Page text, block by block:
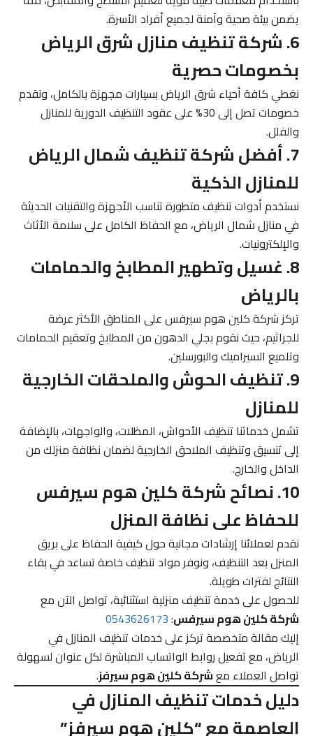
يضمن بيئة صحية وآمنة لجميع أفراد الأسرة.
6. شركة تنظيف منازل شرق الرياض
بخصومات حصرية
نغطي كافة أحياء شرق الرياض بسيارات مجهزة بالكامل، ونقدم
خصومات تصل إلى 30% على عقود التنظيف الدورية للمنازل
والفلل.
7. أفضل شركة تنظيف شمال الرياض
للمنازل الذكية
نستخدم أدوات تنظيف متطورة تناسب الأجهزة والتقنيات الحديثة
في منازل شمال الرياض، مع الحفاظ الكامل على سلامة الأثاث
والإلكترونيات.
8. غسيل وتطهير المطابخ والحمامات
بالرياض
تركز شركة كلين هوم سيرفس على المناطق الأكثر عرضة
للجراثيم، حيث نقوم بجلي الدهون من المطابخ وتعقيم الحمامات
وتلميع السيراميك والبورسلين.
9. تنظيف الحوش والملحقات الخارجية
للمنازل
تشمل خدماتنا تنظيف الأحواش، المظلات، والواجهات، بالإضافة
إلى تنسيق وتنظيف الملاحق الخارجية لضمان نظافة منزلك من
الداخل والخارج.
10. نصائح شركة كلين هوم سيرفس
للحفاظ على نظافة المنزل
نقدم لعملائنا إرشادات مجانية حول كيفية الحفاظ على بريق
المنزل بعد التنظيف، ونوفر مواد تنظيف خاصة تساعد في بقاء
النتائج لفترات طويلة.
للحصول على خدمة تنظيف منزلية استثنائية، تواصل الآن مع
شركة كلين هوم سيرفس:
0543626173
إليك مقالة متخصصة تركز على خدمات تنظيف المنازل في
الرياض، مع تفعيل روابط الواتساب المباشرة لكل عنوان لسهولة
تواصل العملاء معشركة كلين هوم سيرفز.
دليل خدمات تنظيف المنازل في
العاصمة مع “كلين هوم سيرفز”